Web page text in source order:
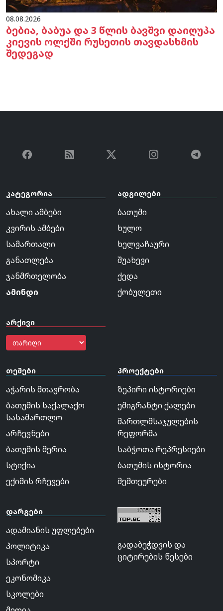
08.08.2026
ბებია, ბაბუა და 3 წლის ბავშვი დაიღუპა
კიევის ოლქში რუსეთის თავდასხმის
შედეგად
კატეგორია
ახალი ამბები
კვირის ამბები
სამართალი
განათლება
ჯანმრთელობა
ამინდი
არქივი
ადგილები
ბათუმი
ხულო
ხელვაჩაური
შუახევი
ქედა
ქობულეთი
თემები
აჭარის მთავრობა
ბათუმის საქალაქო
სასამართლო
არჩევნები
ბათუმის მერია
სტიქია
ექიმის რჩევები
პროექტები
ზეპირი ისტორიები
ემიგრანტი ქალები
მართლმსაჯულების
რეფორმა
საბჭოთა რეპრესიები
ბათუმის ისტორია
მემთეურები
დარგები
ადამიანის უფლებები
პოლიტიკა
სპორტი
ეკონომიკა
სკოლები
გადაბეჭდვის და
ციტირების წესები